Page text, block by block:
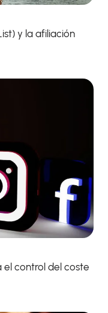
y la afiliación
el control del coste